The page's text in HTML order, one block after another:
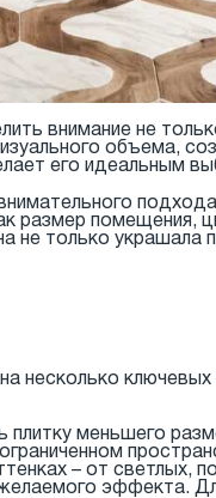
внимание не
объема,
его идеальным
размер помещения,
только украшала
несколько
меньшего
– от светлых,
эффекта.